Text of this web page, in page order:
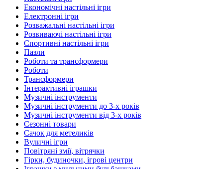
Економічні настільні ігри
Електронні ігри
Розважальні настільні ігри
Розвиваючі настільні ігри
Спортивні настільні ігри
Пазли
Роботи та трансформери
Роботи
Трансформери
Інтерактивні іграшки
Музичні інструменти
Музичні інструменти до 3-х років
Музичні інструменти від 3-х років
Сезонні товари
Сачок для метеликів
Вуличні ігри
Повітряні змії, вітрячки
Гірки, будиночки, ігрові центри